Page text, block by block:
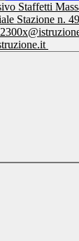
Stazione n.